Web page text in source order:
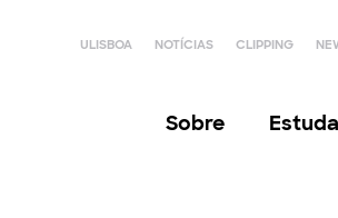
ULISBOA NOTÍCIAS CLIPPING
Sobre